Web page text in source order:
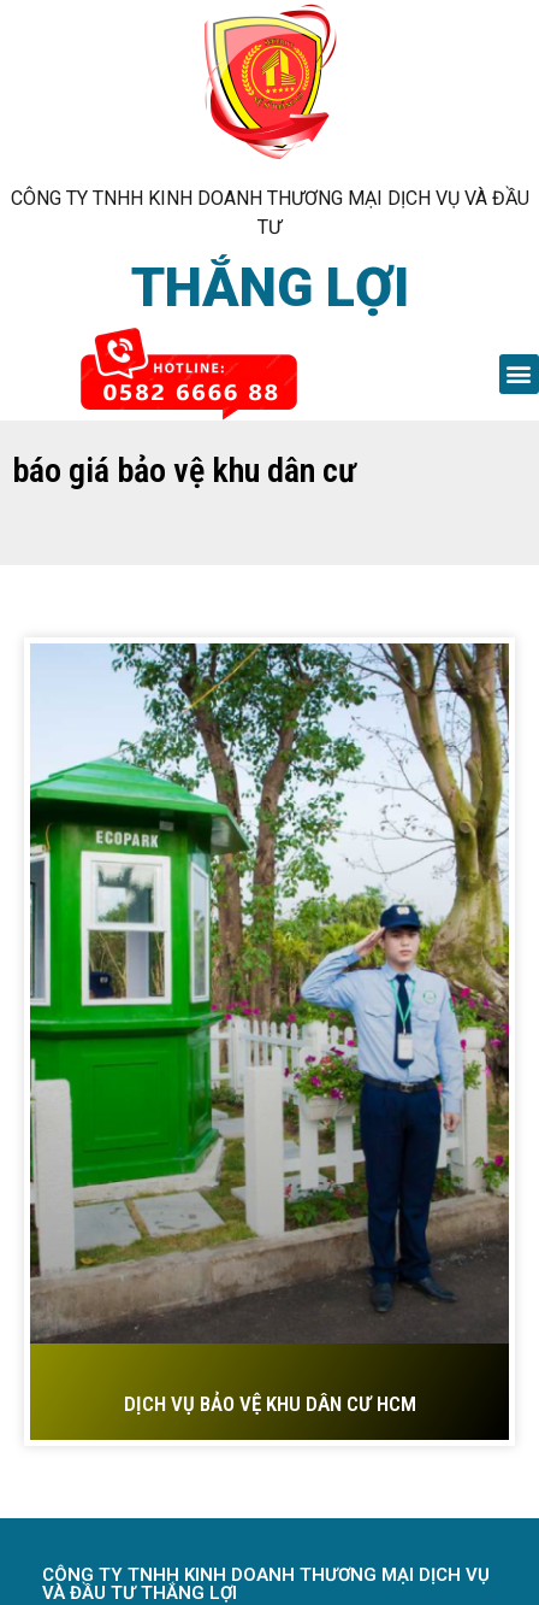
CÔNG TY TNHH KINH DOANH THƯƠNG MẠI DỊCH VỤ VÀ ĐẦU
TƯ
THẮNG LỢI
báo giá bảo vệ khu dân cư
DỊCH VỤ BẢO VỆ KHU DÂN CƯ HCM
CÔNG TY TNHH KINH DOANH THƯƠNG MẠI DỊCH VỤ
VÀ ĐẦU TƯ THẮNG LỢI